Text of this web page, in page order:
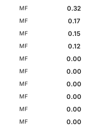
MF
0.32
MF
0.17
MF
0.15
MF
0.12
MF
0.00
MF
0.00
MF
0.00
MF
0.00
MF
0.00
MF 0.00